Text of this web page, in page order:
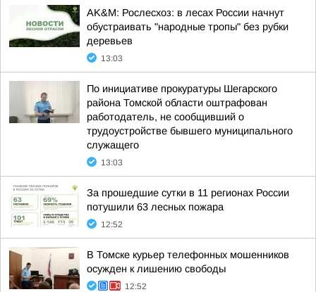
AK&M: Рослесхоз: в лесах России начнут
обустраивать "народные тропы" без рубки
деревьев
13:03
По инициативе прокуратуры Шегарского
района Томской области оштрафован
работодатель, не сообщивший о
трудоустройстве бывшего муниципального
служащего
13:03
За прошедшие сутки в 11 регионах России
потушили 63 лесных пожара
12:52
В Томске курьер телефонных мошенников
осужден к лишению свободы
12:52